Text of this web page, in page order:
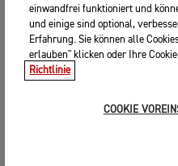
einwandfrei funktioniert und
und einige sind optional,
Erfahrung. Sie können alle
erlauben" klicken oder Ihre
Richtlinie
COOKIE